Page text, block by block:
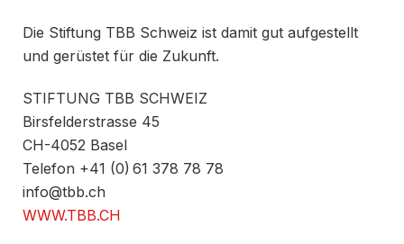
Die Stiftung TBB Schweiz ist damit gut aufgestellt
und gerüstet für die Zukunft.
STIFTUNG TBB SCHWEIZ
Birsfelderstrasse 45
CH-4052 Basel
Telefon +41 (0) 61 378 78 78
info@tbb.ch
WWW.TBB.CH